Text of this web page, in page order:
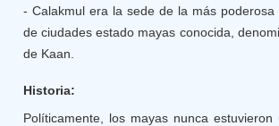
- Calakmul era la sede de la más poderosa
de ciudades estado mayas conocida,
de Kaan.
Historia:
Políticamente, los mayas nunca estuvieron